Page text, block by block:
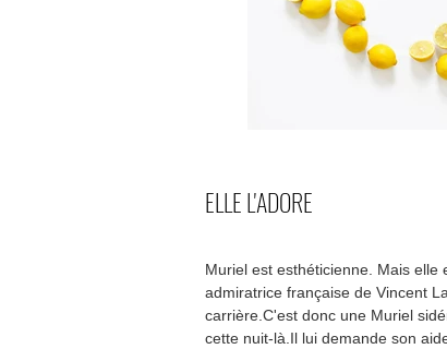
ELLE L'ADORE
Muriel est esthéticienne. Mais
admiratrice française de Vincent
carrière.C'est donc une Muriel
cette nuit-là.Il lui demande son